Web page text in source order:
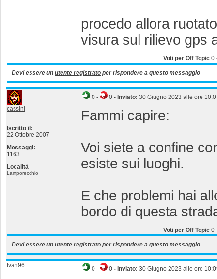
procedo allora
visura sul rilievo gps
Voti per Off Topic 0
Devi essere un utente registrato per rispondere a questo messaggio
cassini
Iscritto il:
22 Ottobre 2007
Messaggi:
1163
Località
Lamporecchio
0 - 0 - Inviato: 30 Giugno 2023 alle ore
Fammi capire:
Voi siete a confine
esiste sui luoghi.
E che problemi hai
bordo di questa
Voti per Off Topic 0
Devi essere un utente registrato per rispondere a questo messaggio
Ivan96 0 - 0 - Inviato: 30 Giugno 2023 alle ore